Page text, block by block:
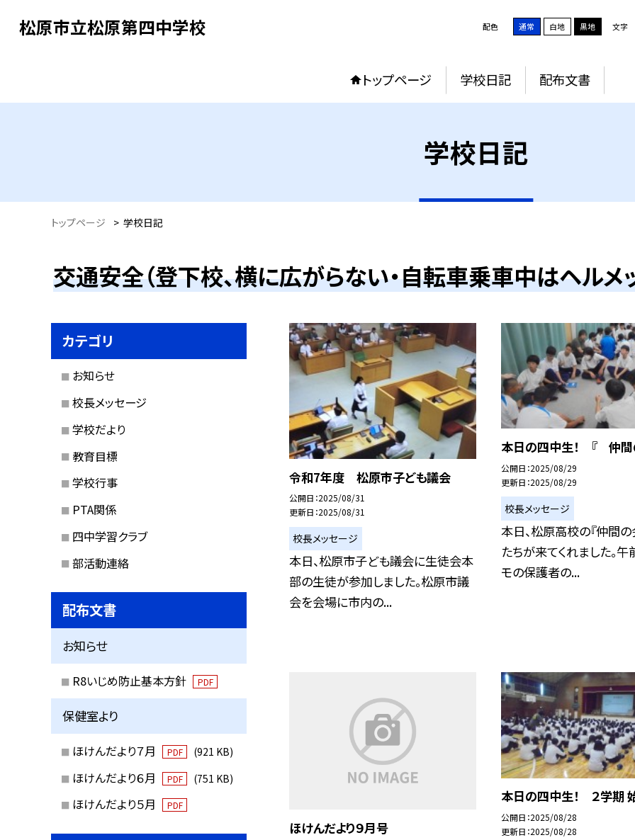
松原市立松原第四中学校 配色 通常 白地 黒地 文字
トップページ 学校日記 配布文書
学校日記
トップページ > 学校日記
交通安全（登下校、横に広がらない・自転車乗車中はヘルメ
令和7年度 松原市子ども議会
公開日 2025/08/31
更新日 2025/08/31
校長メッセージ
本日、松原市子ども議会に生徒会本
部の生徒が参加しました。松原市議
会を会場に市内の...
本日の四中生！ 『 仲
公開日 2025/08/29
更新日 2025/08/29
校長メッセージ
本日、松原高校の『仲間の
たちが来てくれました。
モの保護者の...
ほけんだより９月号
本日の四中生！ ２学期
公開日 2025/08/28
更新日 2025/08/28
カテゴリ
お知らせ
校長メッセージ
学校だより
教育目標
学校行事
PTA関係
四中学習クラブ
部活動連絡
配布文書
お知らせ
R8いじめ防止基本方針 PDF
保健室より
ほけんだより７月 PDF (921 KB)
ほけんだより６月 PDF (751 KB)
ほけんだより５月 PDF